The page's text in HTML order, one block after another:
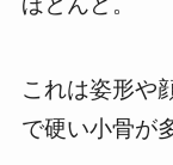
これは姿形や
で硬い小骨が